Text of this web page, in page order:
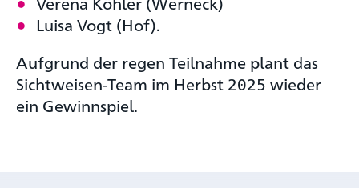
Luisa Vogt (Hof).
Aufgrund der regen Teilnahme plant das
Sichtweisen-Team im Herbst 2025 wieder
ein Gewinnspiel.